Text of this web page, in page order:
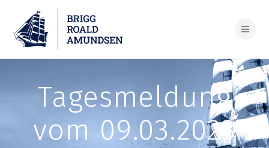
Tagesmeldung
vom 09.03.2023